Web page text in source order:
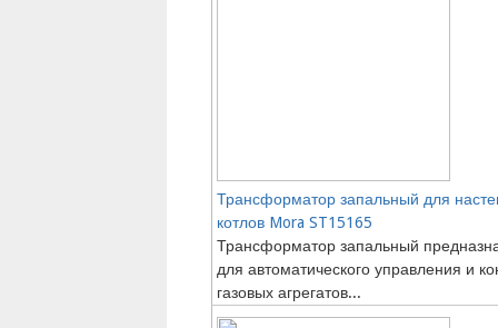
Трансформатор запальный для
котлов Mora ST15165
Трансформатор запальный
для автоматического управления и
газовых агрегатов...